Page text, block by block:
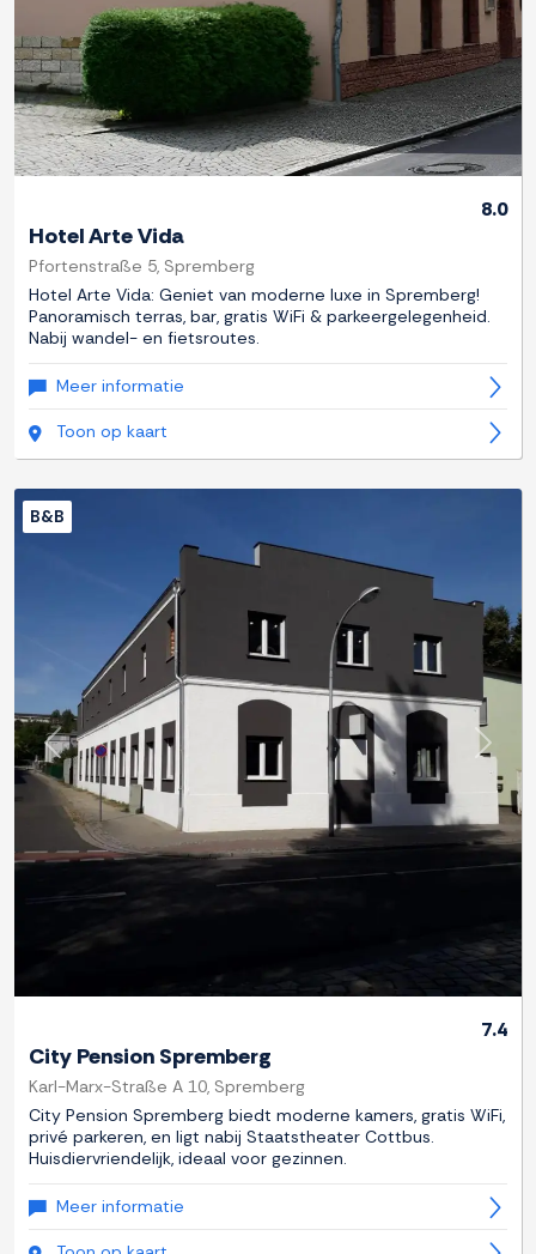
8.0
Hotel Arte Vida
Pfortenstraße 5, Spremberg
Hotel Arte Vida: Geniet van moderne luxe in Spremberg!
Panoramisch terras, bar, gratis WiFi & parkeergelegenheid.
Nabij wandel- en fietsroutes.
Meer informatie
Toon op kaart
Previous Next
B&B
7.4
City Pension Spremberg
Karl-Marx-Straße A 10, Spremberg
City Pension Spremberg biedt moderne kamers, gratis WiFi,
privé parkeren, en ligt nabij Staatstheater Cottbus.
Huisdiervriendelijk, ideaal voor gezinnen.
Meer informatie